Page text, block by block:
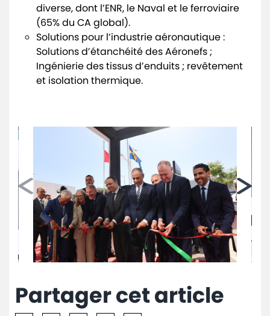
diverse, dont l’ENR, le Naval et le ferroviaire
(65% du CA global).
Solutions pour l’industrie aéronautique :
Solutions d’étanchéité des Aéronefs ;
Ingénierie des tissus d’enduits ; revêtement
et isolation thermique.
Partager cet article